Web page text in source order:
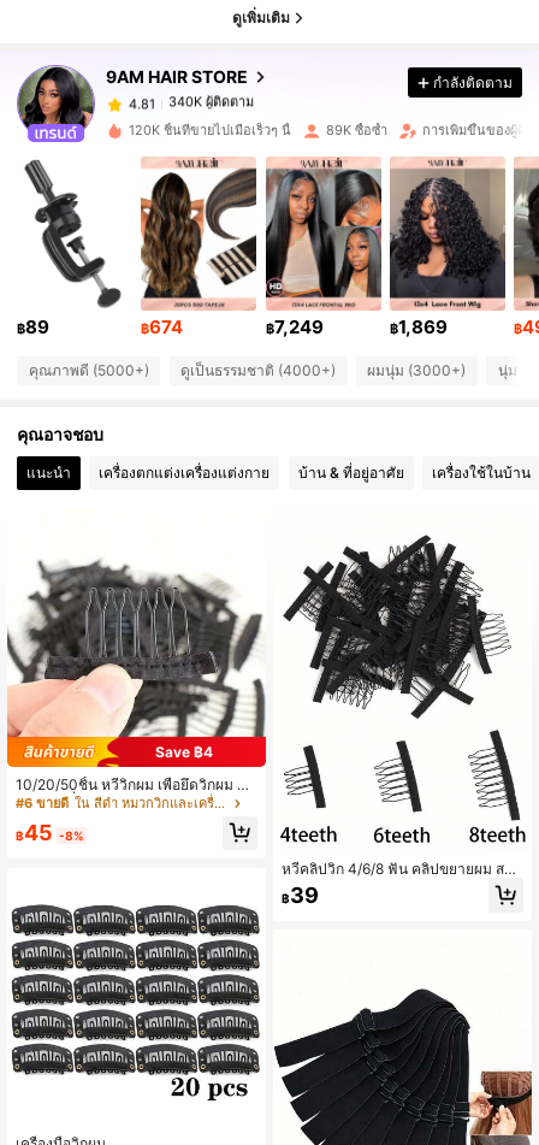
ดูเพิ่มเติม
9AM HAIR STORE
340K ผู้ติดตาม
4.81
340K ผู้ติดตาม
จ่าย 1 วันที่ผ่านมา
340K ผู้ติดตาม
4.81 340K ผู้ติดตาม
4.81 340K ผู้ติดตาม
4.81 340K ผู้ติดตาม
4.81 340K ผู้ติดตาม
4.81 340K ผู้ติดตาม
กำลังติดตาม
120K ชิ้นที่ขายไปเมื่อเร็วๆ นี้ 89K ซื้อซ้ำ การเพิ่มขึ้นของผู้ติด
฿89 ฿674 ฿7,249 ฿1,869 ฿
คุณภาพดี (5000+) ดูเป็นธรรมชาติ (4000+) ผมนุ่ม (3000+) นุ่ม
คุณอาจชอบ
แนะนำ เครื่องตกแต่งเครื่องแต่งกาย บ้าน & ที่อยู่อาศัย เครื่องใช้ในบ้าน
Save ฿4
10/20/50ชิ้น หวีวิกผม เพื่อยึดวิกผม หวี
วิกผม 6 ซี่ คลิปวิกผมพร้อมผ้า สำหรับ
#6 ขายดี ใน สีดำ หมวกวิกและเครื่องมือ
฿45 -8%
หวีคลิปวิก 4/6/8 ฟัน คลิปขยายผม สแ
ตนเลส คลิปวิก หวี คลิปหนีบพร้อมยาง
สำหรับการต่อผม
฿39